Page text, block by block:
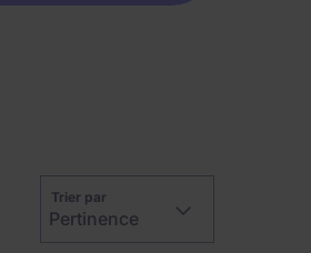
Trier par
Pertinence